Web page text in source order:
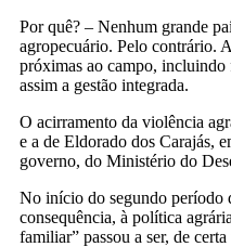
Por quê? – Nenhum grande
agropecuário. Pelo contrário.
próximas ao campo, incluindo
assim a gestão integrada.
O acirramento da violência
e a de Eldorado dos Carajás,
governo, do Ministério do
No início do segundo
consequência, à política
familiar” passou a ser, de